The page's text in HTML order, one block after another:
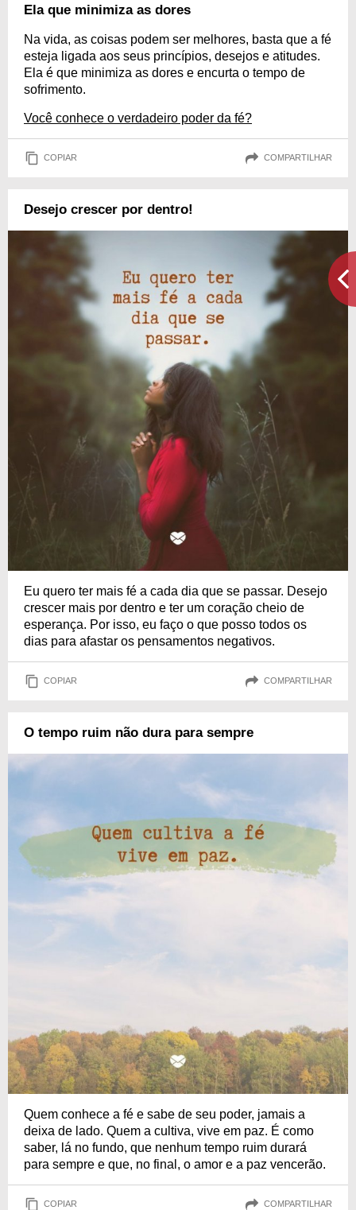
Ela que minimiza as dores
Na vida, as coisas podem ser melhores, basta que a fé
esteja ligada aos seus princípios, desejos e atitudes.
Ela é que minimiza as dores e encurta o tempo de
sofrimento.
Você conhece o verdadeiro poder da fé?
COPIAR COMPARTILHAR
Desejo crescer por dentro!
Eu quero ter mais fé a cada dia que se passar. Desejo
crescer mais por dentro e ter um coração cheio de
esperança. Por isso, eu faço o que posso todos os
dias para afastar os pensamentos negativos.
COPIAR COMPARTILHAR
O tempo ruim não dura para sempre
Quem conhece a fé e sabe de seu poder, jamais a
deixa de lado. Quem a cultiva, vive em paz. É como
saber, lá no fundo, que nenhum tempo ruim durará
para sempre e que, no final, o amor e a paz vencerão.
COPIAR COMPARTILHAR